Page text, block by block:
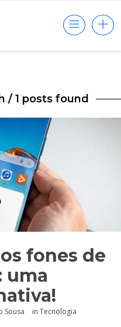
/ 1 posts found
fones de
uma
Sousa in Tecnologia